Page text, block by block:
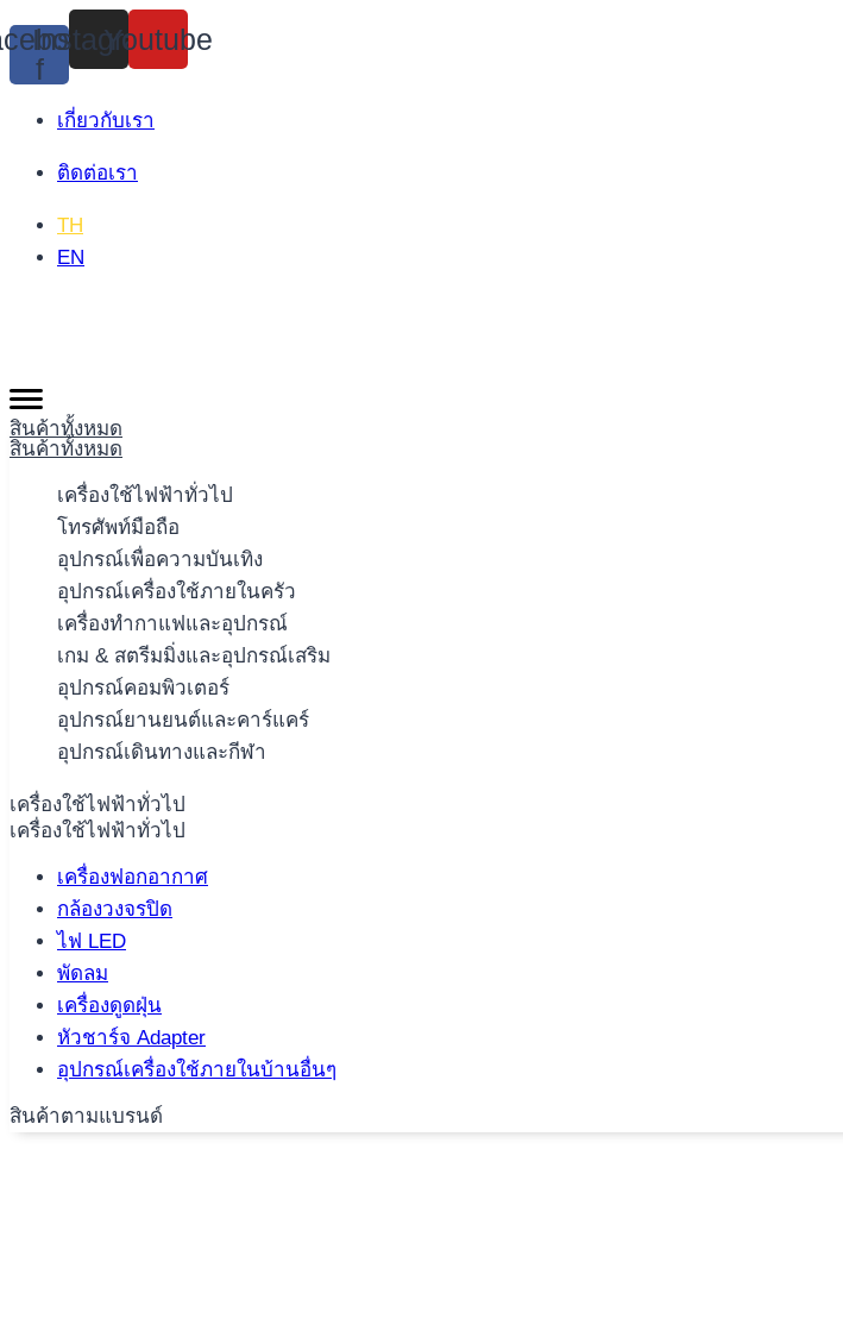
Skip
to
content
f
Instagram
Youtube
เกี่ยวกับเรา
ติดต่อเรา
TH
EN
สินค้าทั้งหมด
สินค้าทั้งหมด
เครื่องใช้ไฟฟ้าทั่วไป
โทรศัพท์มือถือ
อุปกรณ์เพื่อความบันเทิง
อุปกรณ์เครื่องใช้ภายในครัว
เครื่องทำกาแฟและอุปกรณ์
เกม & สตรีมมิ่งและอุปกรณ์เสริม
อุปกรณ์คอมพิวเตอร์
อุปกรณ์ยานยนต์และคาร์แคร์
อุปกรณ์เดินทางและกีฬา
เครื่องใช้ไฟฟ้าทั่วไป
เครื่องใช้ไฟฟ้าทั่วไป
เครื่องฟอกอากาศ
กล้องวงจรปิด
ไฟ LED
พัดลม
เครื่องดูดฝุ่น
หัวชาร์จ Adapter
อุปกรณ์เครื่องใช้ภายในบ้านอื่นๆ
สินค้าตามแบรนด์